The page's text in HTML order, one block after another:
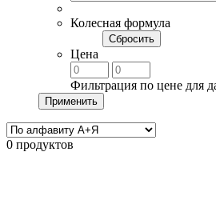
Колесная формула
Сбросить
Цена
Фильтрация по цене для
Применить
0 продуктов